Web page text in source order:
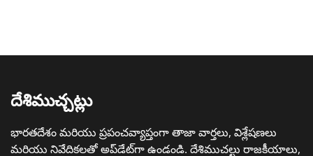
దేశిముచ్చట్లు
భారతదేశం మరియు ప్రపంచవ్యాప్తంగా తాజా వార్తలు, విశ్లేషణలు
మరియు నివేదికలతో అప్‌డేట్‌గా ఉండండి. దేశిముచల్టు రాజకీయాలు,